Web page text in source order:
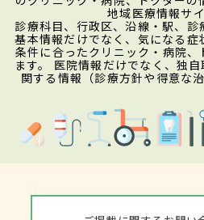
地域医療情報サイ
診療科目、行政区、沿線・駅、
基本情報だけでなく、気になる症
条件に合ったクリニック・病院
ます。 医院情報だけでなく、独
関する情報（診療方針や得意な